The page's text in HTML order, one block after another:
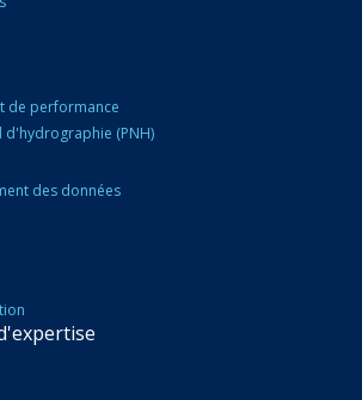
de performance
(PNH)
des données